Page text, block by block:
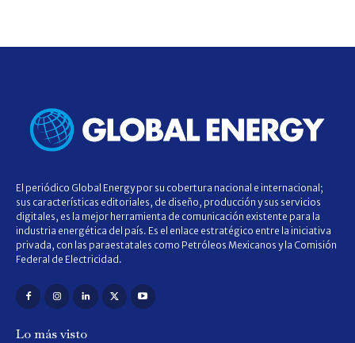
El periódico Global Energy por su cobertura nacional e internacional;
sus características editoriales, de diseño, producción y sus servicios
digitales, es la mejor herramienta de comunicación existente para la
industria energética del país. Es el enlace estratégico entre la iniciativa
privada, con las paraestatales como Petróleos Mexicanos y la Comisión
Federal de Electricidad.
Lo más visto